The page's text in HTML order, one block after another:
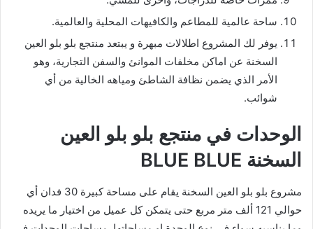
ساحة عالمية للمطاعم والكافيهات المحلية والعالمية.
يوفر لك المشروع اطلالات مبهرة و يبتعد منتجع بلو بلو العين
السخنة عن اماكن مخلفات الموانئ والسفن التجارية، وهو
الأمر الذي يضمن نظافة الشاطئ ومياهه الخالية من أي
شوائب.
الوحدات في منتجع بلو بلو العين
السخنة BLUE BLUE
مشروع بلو بلو العين السخنة يقام على مساحة كبيرة 30 فدان أي
حوالي 121 ألف متر مربع حتى يتمكن كل عميل من اختيار ما يريده